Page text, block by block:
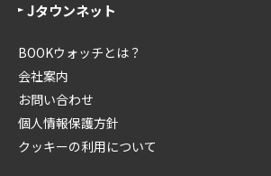
Jタウンネット
BOOKウォッチとは？
会社案内
お問い合わせ
個人情報保護方針
クッキーの利用について